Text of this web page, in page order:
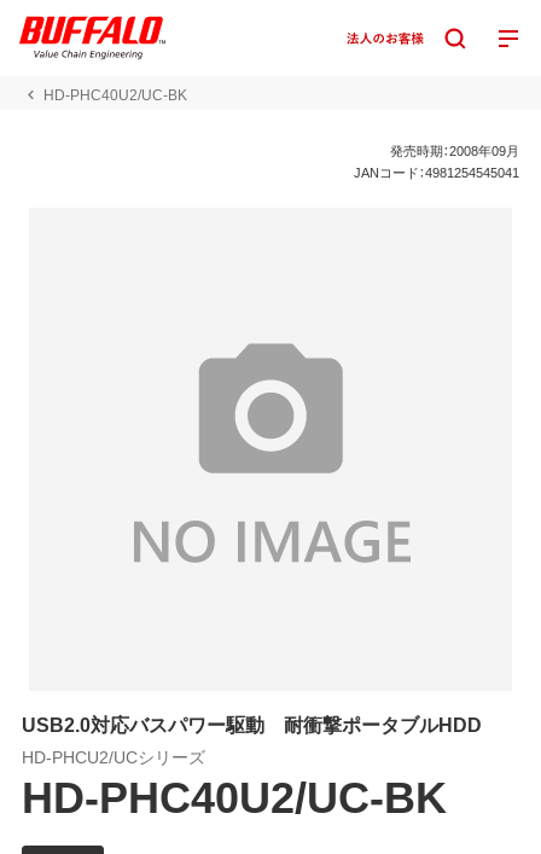
HD-PHC40U2/UC-BK
発売時期：2008年09月
JANコード：4981254545041
USB2.0対応バスパワー駆動 耐衝撃ポータブルHDD
HD-PHCU2/UCシリーズ
HD-PHC40U2/UC-BK